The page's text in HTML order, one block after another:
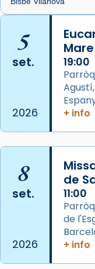
🔗
📸 J. Merino
Photo
View on Facebook ·
de
2 weeks ago
comitè
del Sant Pare
L’arquebisbe
Josep Omella,
concelebrat el
Mons. David
5
set.
2026
19:00
+ info
8
set.
2026
de
11:00
de
+ info